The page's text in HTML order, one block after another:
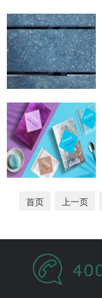
首页 上一页